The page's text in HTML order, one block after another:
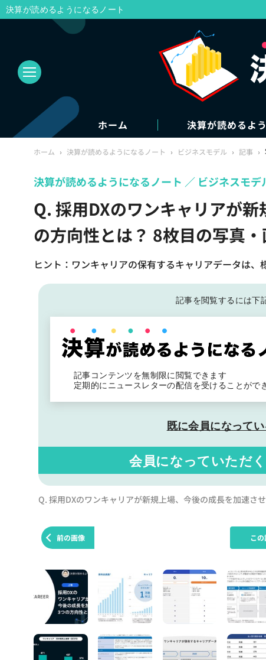
ホーム 決算が読めるよ
ホーム › 決算が読めるようになるノート › ビジネスモデル › 記事 ›
Q. 採用DXのワンキャリアが
の方向性とは？ 8枚目の写真
ヒント：ワンキャリアの保有するキャリアデータは、
決算が読めるようになるノート ビジネスモデ
記事を閲覧するには下
記事コンテンツを無制限に閲覧できます
定期的にニュースレターの配信を受けることがで
既に会員になって
会員になっていただ
Q. 採用DXのワンキャリアが新規上場、今後の成長を加速さ
前の画像 こ
決算が読めるようになるノート